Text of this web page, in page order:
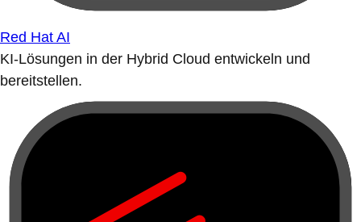
Red Hat AI
KI-Lösungen in der Hybrid Cloud entwickeln und
bereitstellen.